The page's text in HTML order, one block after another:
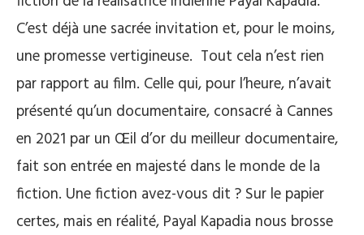
C’est déjà une sacrée invitation et, pour le moins,
une promesse vertigineuse. Tout cela n’est rien
par rapport au film. Celle qui, pour l’heure, n’avait
présenté qu’un documentaire, consacré à Cannes
en 2021 par un Œil d’or du meilleur documentaire,
fait son entrée en majesté dans le monde de la
fiction. Une fiction avez-vous dit ? Sur le papier
certes, mais en réalité, Payal Kapadia nous brosse